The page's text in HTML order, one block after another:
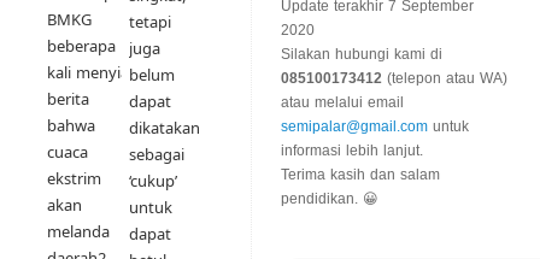
BMKG
beberapa
kali menyiarkan
berita
bahwa
cuaca
ekstrim
akan
melanda
tetapi
juga
belum
dapat
dikatakan
sebagai
‘cukup’
untuk
dapat
Update terakhir 7 September
2020
Silakan hubungi kami di
085100173412 (telepon atau WA)
atau melalui email
semipalar@gmail.com untuk
informasi lebih lanjut.
Terima kasih dan salam
pendidikan. 😀